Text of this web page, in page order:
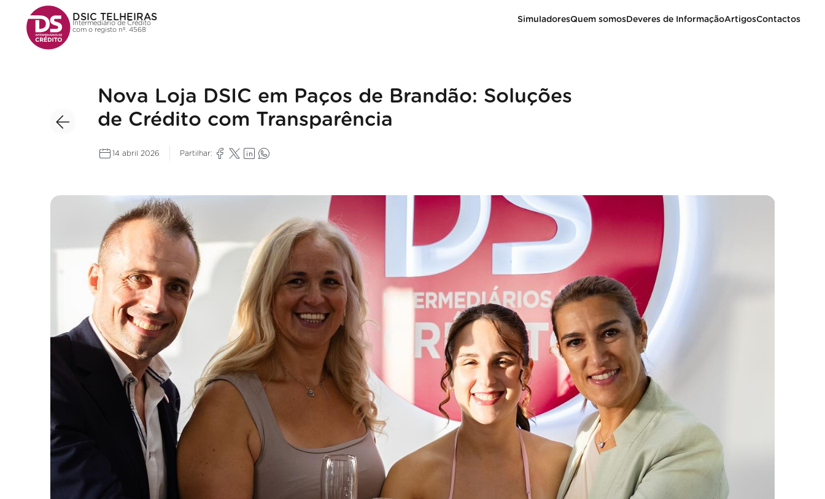
DSIC TELHEIRAS
Intermediário de Crédito
com o registo nº. 4568
SimuladoresQuem somosDeveres de InformaçãoArtigosContactos
Nova Loja DSIC em Paços de Brandão: Soluções
de Crédito com Transparência
14 abril 2026 Partilhar: